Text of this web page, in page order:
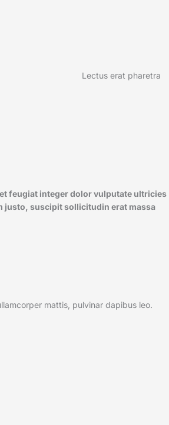
Lectus erat pharetra
feugiat integer dolor vulputate ultricies
justo, suscipit sollicitudin erat massa
mattis, pulvinar dapibus leo.